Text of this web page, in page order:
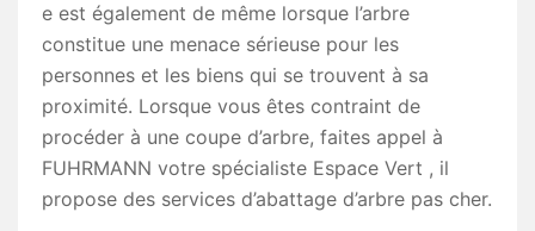
e est également de même lorsque l’arbre
constitue une menace sérieuse pour les
personnes et les biens qui se trouvent à sa
proximité. Lorsque vous êtes contraint de
procéder à une coupe d’arbre, faites appel à
FUHRMANN votre spécialiste Espace Vert , il
propose des services d’abattage d’arbre pas cher.